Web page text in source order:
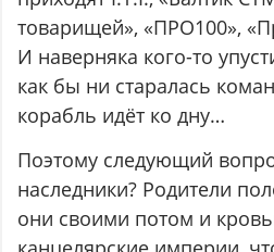
товарищей», «ПРО100»,
И наверняка кого-то
как бы ни старалась
корабль идёт ко дну…
Поэтому следующий
наследники? Родители
они своими потом и